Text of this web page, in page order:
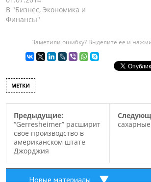
компания “Styrolution”
была основана в октябре
2011…
в их совместном
предприятии
образовано в 2011 году.
заплатить около 1,1
долю немецкого
концерна BASF в их
сделка уже получила
одобрение…
В "Бизнес, Экономика и
Финансы"
Заметили ошибку? Выделите ее и
МЕТКИ
Предыдущие:
“Gerresheimer” расширит
свое производство в
американском штате
Джорджия
Новые материалы